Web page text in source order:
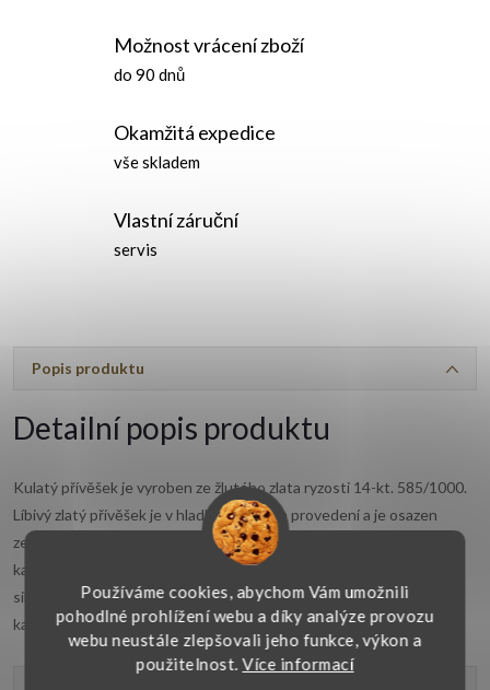
Používáme cookies, abychom Vám umožnili
pohodlné prohlížení webu a díky analýze provozu
webu neustále zlepšovali jeho funkce, výkon a
použitelnost.Více informací
Možnost vrácení zboží
do 90 dnů
Okamžitá expedice
vše skladem
Vlastní záruční
servis
Popis produktu
Detailní popis produktu
Kulatý přívěšek je vyroben ze žlutého zlata ryzosti 14-kt. 585/1000.
Líbivý zlatý přívěšek je v hladkém lesklém provedení a je osazen
zelenomodrým synt. opálem. Průměr tohoto nádherně opalizujícího
kamene je 10 mm. Tento
opálový přívěsek
silném řetízku. Nádherný šperk kvalitní české výroby je vhodný pro
každý den.